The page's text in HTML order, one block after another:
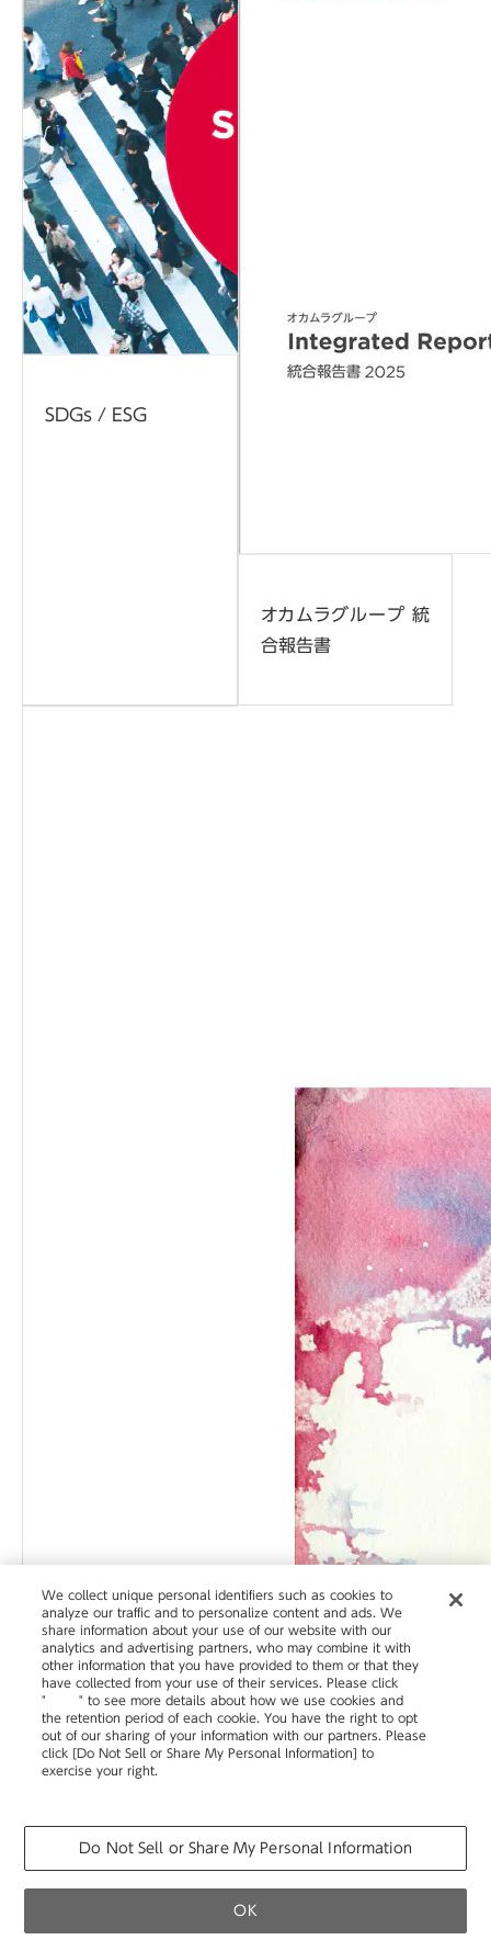
お問い合わせ 個人のお客さま
SDGs / ESG
オカムラグループ 統
合報告書
We collect unique personal identifiers such as cookies to
analyze our traffic and to personalize content and ads. We
share information about your use of our website with our
analytics and advertising partners, who may combine it with
other information that you have provided to them or that they
have collected from your use of their services. Please click
"
here" to see more details about how we use cookies and
the retention period of each cookie. You have the right to opt
out of our sharing of your information with our partners. Please
click [Do Not Sell or Share My Personal Information] to
exercise your right.
Do Not Sell or Share My Personal Information
OK